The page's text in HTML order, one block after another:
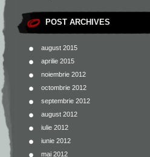
POST ARCHIVES
august 2015
aprilie 2015
noiembrie 2012
octombrie 2012
septembrie 2012
august 2012
iulie 2012
iunie 2012
mai 2012